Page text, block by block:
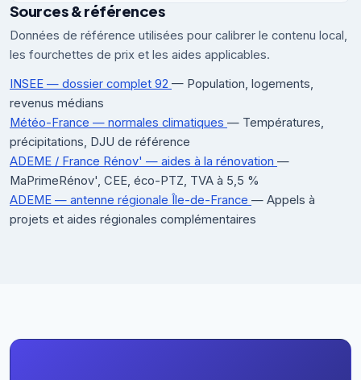
Sources & références
Données de référence utilisées pour calibrer le contenu local,
les fourchettes de prix et les aides applicables.
INSEE — dossier complet 92 — Population, logements,
revenus médians
Météo-France — normales climatiques — Températures,
précipitations, DJU de référence
ADEME / France Rénov' — aides à la rénovation —
MaPrimeRénov', CEE, éco-PTZ, TVA à 5,5 %
ADEME — antenne régionale Île-de-France — Appels à
projets et aides régionales complémentaires